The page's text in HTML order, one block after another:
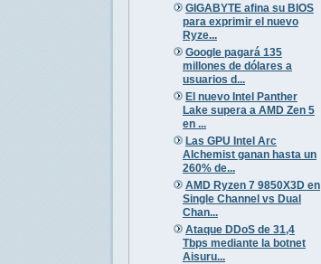
GIGABYTE afina su BIOS
para exprimir el nuevo
Ryze...
Google pagará 135
millones de dólares a
usuarios d...
El nuevo Intel Panther
Lake supera a AMD Zen 5
en ...
Las GPU Intel Arc
Alchemist ganan hasta un
260% de...
AMD Ryzen 7 9850X3D en
Single Channel vs Dual
Chan...
Ataque DDoS de 31,4
Tbps mediante la botnet
Aisuru...